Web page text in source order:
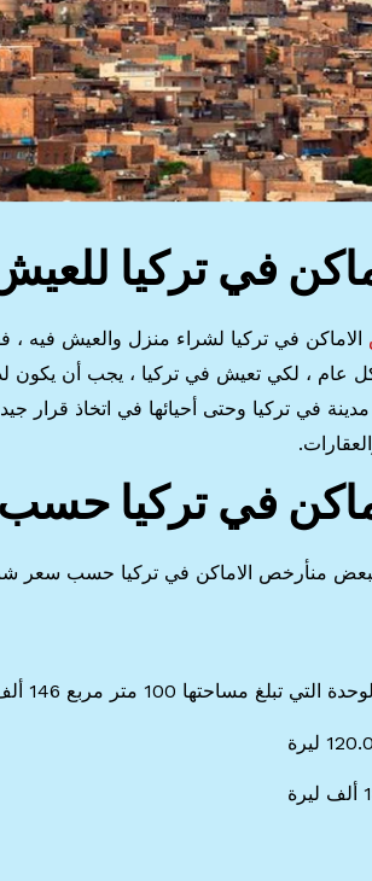
في تركيا
الاماكن في تركيا لشراء منزل والعيش فيه
عام ، لكي تعيش في تركيا ، يجب أن يكون
في تركيا وحتى أحيائها في اتخاذ
في تركيا
منأرخص الاماكن في تركيا حسب سعر